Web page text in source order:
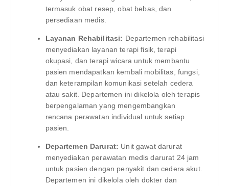
termasuk obat resep, obat bebas, dan
persediaan medis.
Layanan Rehabilitasi: Departemen rehabilitasi
menyediakan layanan terapi fisik, terapi
okupasi, dan terapi wicara untuk membantu
pasien mendapatkan kembali mobilitas, fungsi,
dan keterampilan komunikasi setelah cedera
atau sakit. Departemen ini dikelola oleh terapis
berpengalaman yang mengembangkan
rencana perawatan individual untuk setiap
pasien.
Departemen Darurat: Unit gawat darurat
menyediakan perawatan medis darurat 24 jam
untuk pasien dengan penyakit dan cedera akut.
Departemen ini dikelola oleh dokter dan